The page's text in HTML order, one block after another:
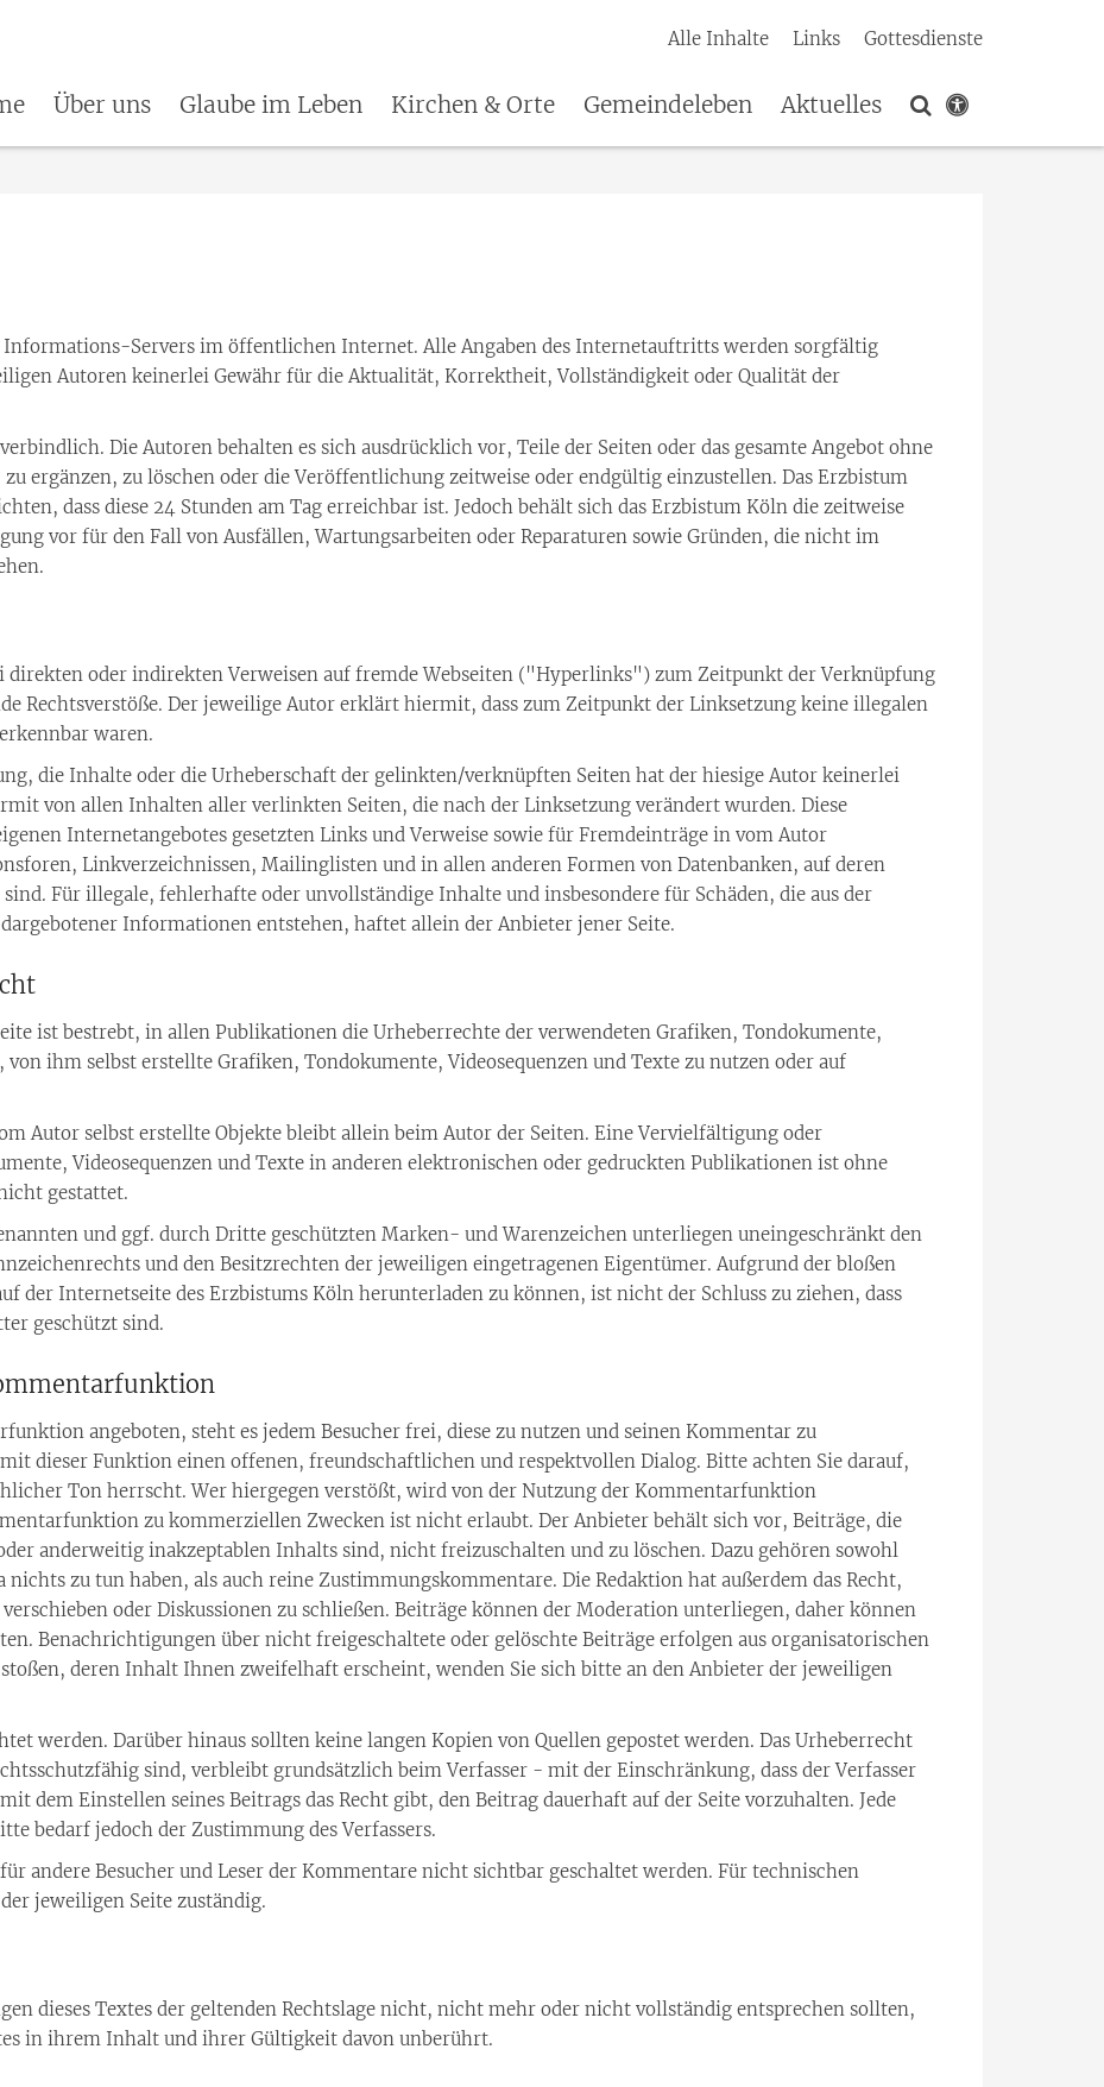
Alle Inhalte Links Gottesdienste
Über uns Glaube im Leben Kirchen & Orte Gemeindeleben Aktuelles
Informations-Servers im öffentlichen Internet. Alle Angaben des Internetauftritts werden sorgfältig
Autoren keinerlei Gewähr für die Aktualität, Korrektheit, Vollständigkeit oder Qualität der
Die Autoren behalten es sich ausdrücklich vor, Teile der Seiten oder das gesamte Angebot ohne
ergänzen, zu löschen oder die Veröffentlichung zeitweise oder endgültig einzustellen. Das Erzbistum
dass diese 24 Stunden am Tag erreichbar ist. Jedoch behält sich das Erzbistum Köln die zeitweise
vor für den Fall von Ausfällen, Wartungsarbeiten oder Reparaturen sowie Gründen, die nicht im
oder indirekten Verweisen auf fremde Webseiten ("Hyperlinks") zum Zeitpunkt der Verknüpfung
Rechtsverstöße. Der jeweilige Autor erklärt hiermit, dass zum Zeitpunkt der Linksetzung keine illegalen
waren.
die Inhalte oder die Urheberschaft der gelinkten/verknüpften Seiten hat der hiesige Autor keinerlei
von allen Inhalten aller verlinkten Seiten, die nach der Linksetzung verändert wurden. Diese
Internetangebotes gesetzten Links und Verweise sowie für Fremdeinträge in vom Autor
Linkverzeichnissen, Mailinglisten und in allen anderen Formen von Datenbanken, auf deren
Für illegale, fehlerhafte oder unvollständige Inhalte und insbesondere für Schäden, die aus der
Informationen entstehen, haftet allein der Anbieter jener Seite.
ist bestrebt, in allen Publikationen die Urheberrechte der verwendeten Grafiken, Tondokumente,
von ihm selbst erstellte Grafiken, Tondokumente, Videosequenzen und Texte zu nutzen oder auf
Autor selbst erstellte Objekte bleibt allein beim Autor der Seiten. Eine Vervielfältigung oder
Videosequenzen und Texte in anderen elektronischen oder gedruckten Publikationen ist ohne
gestattet.
und ggf. durch Dritte geschützten Marken- und Warenzeichen unterliegen uneingeschränkt den
und den Besitzrechten der jeweiligen eingetragenen Eigentümer. Aufgrund der bloßen
der Internetseite des Erzbistums Köln herunterladen zu können, ist nicht der Schluss zu ziehen, dass
geschützt sind.
angeboten, steht es jedem Besucher frei, diese zu nutzen und seinen Kommentar zu
dieser Funktion einen offenen, freundschaftlichen und respektvollen Dialog. Bitte achten Sie darauf,
Ton herrscht. Wer hiergegen verstößt, wird von der Nutzung der Kommentarfunktion
zu kommerziellen Zwecken ist nicht erlaubt. Der Anbieter behält sich vor, Beiträge, die
anderweitig inakzeptablen Inhalts sind, nicht freizuschalten und zu löschen. Dazu gehören sowohl
zu tun haben, als auch reine Zustimmungskommentare. Die Redaktion hat außerdem das Recht,
oder Diskussionen zu schließen. Beiträge können der Moderation unterliegen, daher können
Benachrichtigungen über nicht freigeschaltete oder gelöschte Beiträge erfolgen aus organisatorischen
deren Inhalt Ihnen zweifelhaft erscheint, wenden Sie sich bitte an den Anbieter der jeweiligen
werden. Darüber hinaus sollten keine langen Kopien von Quellen gepostet werden. Das Urheberrecht
sind, verbleibt grundsätzlich beim Verfasser - mit der Einschränkung, dass der Verfasser
dem Einstellen seines Beitrags das Recht gibt, den Beitrag dauerhaft auf der Seite vorzuhalten. Jede
bedarf jedoch der Zustimmung des Verfassers.
andere Besucher und Leser der Kommentare nicht sichtbar geschaltet werden. Für technischen
jeweiligen Seite zuständig.
dieses Textes der geltenden Rechtslage nicht, nicht mehr oder nicht vollständig entsprechen sollten,
in ihrem Inhalt und ihrer Gültigkeit davon unberührt.